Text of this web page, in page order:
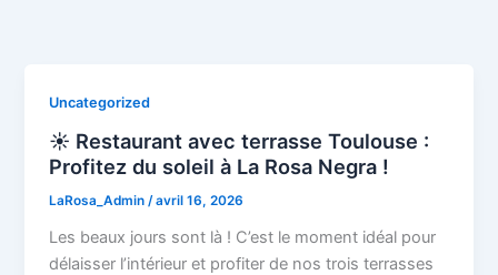
Uncategorized
☀️ Restaurant avec terrasse Toulouse :
Profitez du soleil à La Rosa Negra !
LaRosa_Admin/avril 16, 2026
Les beaux jours sont là ! C’est le moment idéal pour
délaisser l’intérieur et profiter de nos trois terrasses